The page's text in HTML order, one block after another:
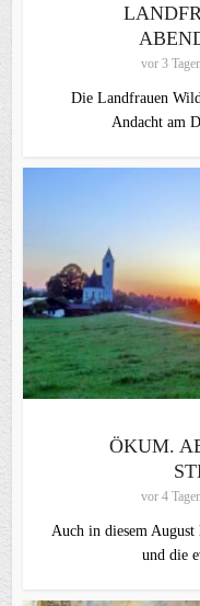
vor 3 Tagen
Die Landfrauen
Andacht am
ÖKUM.
vor 4 Tagen
Auch in diesem
und die